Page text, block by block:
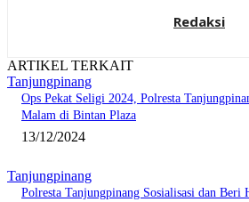
Redaksi
ARTIKEL TERKAIT
Tanjungpinang
Ops Pekat Seligi 2024, Polresta
Malam di Bintan Plaza
13/12/2024
Tanjungpinang
Polresta Tanjungpinang Sosialisasi dan Beri